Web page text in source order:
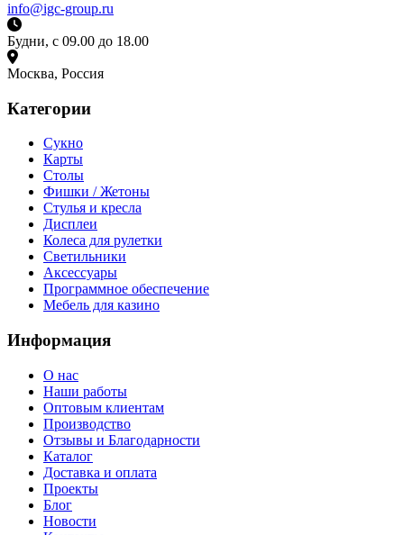
info@igc-group.ru
Будни, с 09.00 до 18.00
Москва, Россия
Категории
Сукно
Карты
Столы
Фишки / Жетоны
Стулья и кресла
Дисплеи
Колеса для рулетки
Светильники
Аксессуары
Программное обеспечение
Мебель для казино
Информация
О нас
Наши работы
Оптовым клиентам
Производство
Отзывы и Благодарности
Каталог
Доставка и оплата
Проекты
Блог
Новости